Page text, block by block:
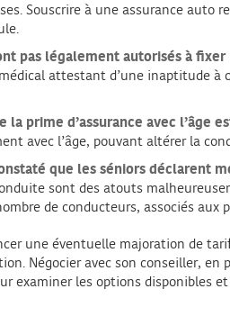
Souscrire à une assurance
pas légalement autorisés à
attestant d’une inaptitude à
la prime d’assurance avec l’âge
avec l’âge, pouvant altérer la
que les séniors déclarent
sont des atouts
de conducteurs, associés aux
une éventuelle majoration de
Négocier avec son conseiller, en
examiner les options disponibles